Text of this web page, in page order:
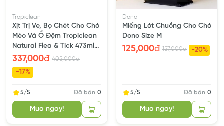
Tropiclean
Xịt Trị Ve, Bọ Chét Cho Chó
Mèo Và Ổ Đệm Tropiclean
Natural Flea & Tick 473ml
(16Fl oz)
337,000đ 405,000đ
-17%
5/5 Đã bán 0
Mua ngay!
Dono
Miếng Lót Chuồng Cho Chó
Dono Size M
125,000đ 157,000đ -20%
5/5 Đã bán 0
Mua ngay!